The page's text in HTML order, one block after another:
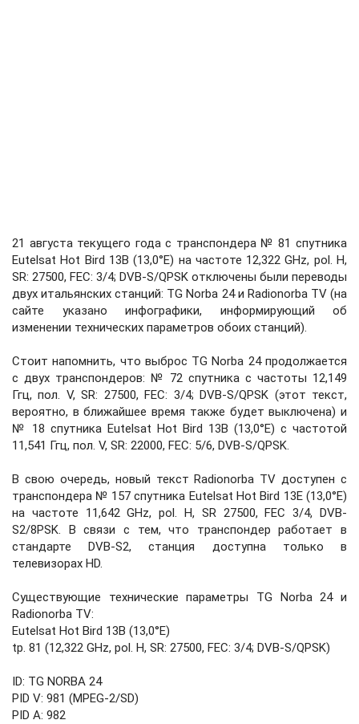
21 августа текущего года с транспондера № 81 спутника
Eutelsat Hot Bird 13B (13,0°E) на частоте 12,322 GHz, pol. H,
SR: 27500, FEC: 3/4; DVB-S/QPSK отключены были переводы
двух итальянских станций: TG Norba 24 и Radionorba TV (на
сайте указано инфографики, информирующий об
изменении технических параметров обоих станций).
Стоит напомнить, что выброс TG Norba 24 продолжается
с двух транспондеров: № 72 спутника с частоты 12,149
Ггц, пол. V, SR: 27500, FEC: 3/4; DVB-S/QPSK (этот текст,
вероятно, в ближайшее время также будет выключена) и
№ 18 спутника Eutelsat Hot Bird 13B (13,0°E) с частотой
11,541 Ггц, пол. V, SR: 22000, FEC: 5/6, DVB-S/QPSK.
В свою очередь, новый текст Radionorba TV доступен с
транспондера № 157 спутника Eutelsat Hot Bird 13E (13,0°E)
на частоте 11,642 GHz, pol. H, SR 27500, FEC 3/4, DVB-
S2/8PSK. В связи с тем, что транспондер работает в
стандарте DVB-S2, станция доступна только в
телевизорах HD.
Существующие технические параметры TG Norba 24 и
Radionorba TV:
Eutelsat Hot Bird 13B (13,0°E)
tp. 81 (12,322 GHz, pol. H, SR: 27500, FEC: 3/4; DVB-S/QPSK)
ID: TG NORBA 24
PID V: 981 (MPEG-2/SD)
PID A: 982